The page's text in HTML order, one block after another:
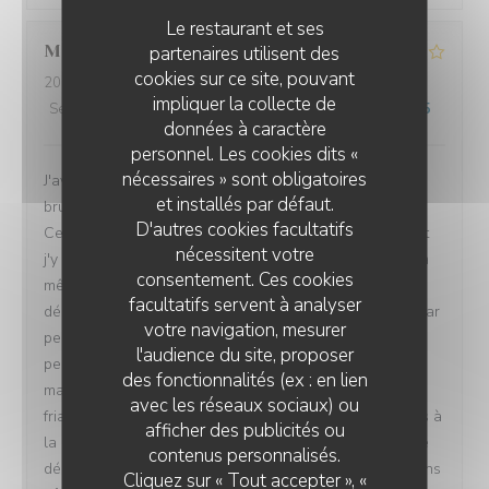
Le restaurant et ses
partenaires utilisent des
cookies sur ce site, pouvant
impliquer la collecte de
données à caractère
personnel. Les cookies dits «
nécessaires » sont obligatoires
et installés par défaut.
D'autres cookies facultatifs
nécessitent votre
consentement. Ces cookies
facultatifs servent à analyser
votre navigation, mesurer
l'audience du site, proposer
des fonctionnalités (ex : en lien
avec les réseaux sociaux) ou
afficher des publicités ou
contenus personnalisés.
Cliquez sur « Tout accepter », «
Marine
2026-07-26
- 12:00 - Couverts 4
Service
Ambiance:4/5 Cuisine: 3/5 Qualité / Prix /5
J'avais l'habitude de venir dans ce restaurant pour le
brunch et j'en gardais toujours un excellent souvenir.
Cela faisait un moment que je n'y étais pas retournée et
j'y suis revenue avec plaisir, convaincue d'y retrouver la
même qualité. Malheureusement, cette fois-ci, la
déception a été totale. Pour un brunch à plus de 30 € par
personne, le choix est devenu extrêmement limité : très
peu de salades, très peu de desserts, des gaufres
manifestement industrielles, simplement réchauffées,
friables et sans aucun goût. L'offre n'est clairement plus à
la hauteur du prix demandé. Le service a également été
décevant. Les tables restaient encombrées et nous avons